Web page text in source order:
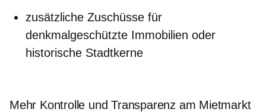
zusätzliche Zuschüsse für
denkmalgeschützte Immobilien oder
historische Stadtkerne
Mehr Kontrolle und Transparenz am Mietmarkt